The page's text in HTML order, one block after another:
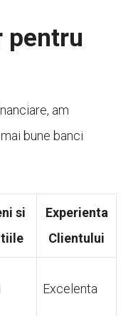
pentru
am
bune banci
si
Experienta
Clientului
Excelenta